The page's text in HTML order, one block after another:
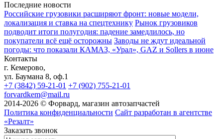
Последние новости
Российские грузовики расширяют фронт: новые модели,
локализация и ставка на спецтехнику Рынок грузовиков
подводит итоги полугодия: падение замедлилось, но
покупатели всё ещё осторожны Заводы не ждут идеальной
погоды: что показали КАМАЗ, «Урал», GAZ и Sollers в июне
Контакты
г. Кемерово,
ул. Баумана 8, оф.1
+7 (3842) 59-21-01 +7 (902) 755-21-01
forvardkem@mail.ru
2014-2026 © Форвард, магазин автозапчастей
Политика конфиденциальности Сайт разработан в агентстве
«Резалт»
Заказать звонок